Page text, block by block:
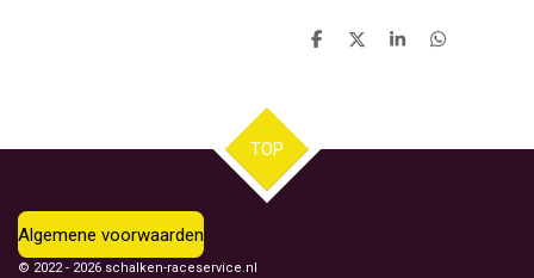
D
D
S
D
TOP
Algemene voorwaarden
© 2022 - 2026 schalken-raceservice.nl